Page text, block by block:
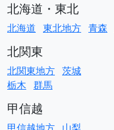
北海道・東北
北海道 東北地方 青森
北関東
北関東地方 茨城
栃木 群馬
甲信越